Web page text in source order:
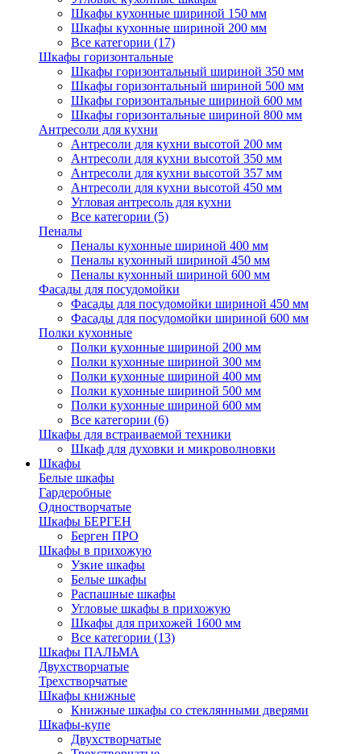
Шкафы кухонные шириной 150 мм
Шкафы кухонные шириной 200 мм
Все категории (17)
Шкафы горизонтальные
Шкафы горизонтальный шириной 350 мм
Шкафы горизонтальный шириной 500 мм
Шкафы горизонтальные шириной 600 мм
Шкафы горизонтальные шириной 800 мм
Антресоли для кухни
Антресоли для кухни высотой 200 мм
Антресоли для кухни высотой 350 мм
Антресоли для кухни высотой 357 мм
Антресоли для кухни высотой 450 мм
Угловая антресоль для кухни
Все категории (5)
Пеналы
Пеналы кухонные шириной 400 мм
Пеналы кухонный шириной 450 мм
Пеналы кухонный шириной 600 мм
Фасады для посудомойки
Фасады для посудомойки шириной 450 мм
Фасады для посудомойки шириной 600 мм
Полки кухонные
Полки кухонные шириной 200 мм
Полки кухонные шириной 300 мм
Полки кухонные шириной 400 мм
Полки кухонные шириной 500 мм
Полки кухонные шириной 600 мм
Все категории (6)
Шкафы для встраиваемой техники
Шкаф для духовки и микроволновки
Шкафы
Белые шкафы
Гардеробные
Одностворчатые
Шкафы БЕРГЕН
Берген ПРО
Шкафы в прихожую
Узкие шкафы
Белые шкафы
Распашные шкафы
Угловые шкафы в прихожую
Шкафы для прихожей 1600 мм
Все категории (13)
Шкафы ПАЛЬМА
Двухстворчатые
Трехстворчатые
Шкафы книжные
Книжные шкафы со стеклянными дверями
Шкафы-купе
Двухстворчатые